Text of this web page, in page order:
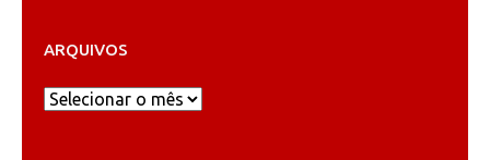
ARQUIVOS
Arquivos